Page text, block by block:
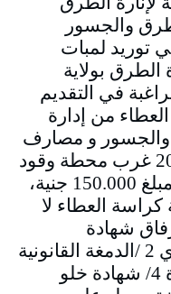
والجسور
توريد لمبات
الطرق بولاية
في التقديم
من إدارة
والجسور و مصارف
المياه بمقرها بالثورة الحارة 20 غرب محطة وقود
النيل شارع الوادي بعد سداد مبلغ 150.000 جنية،
العطاء لا
الاتية: 1/ إرفاق شهادة
التسجيل من المسجل التجاري 2 /الدمغة القانونية
3 /شهادة إبراء ذمة من الزكاة 4/ شهادة خلو